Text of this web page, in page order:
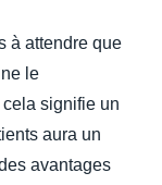
à attendre que
le
signifie un
aura un
avantages